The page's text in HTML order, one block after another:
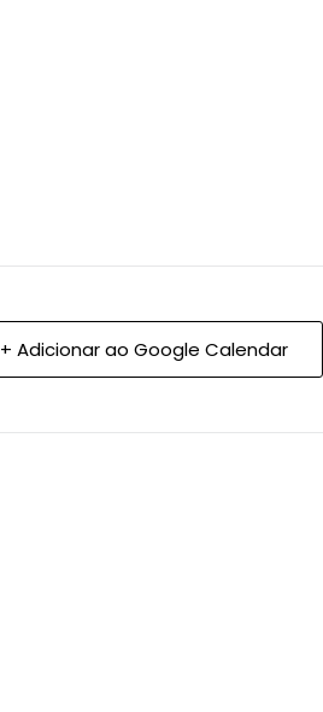
+ Adicionar ao Google Calendar